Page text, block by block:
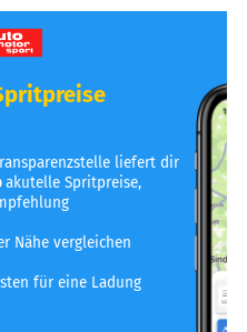
liefert dir
akutelle Spritpreise,
Nähe vergleichen
für eine Ladung